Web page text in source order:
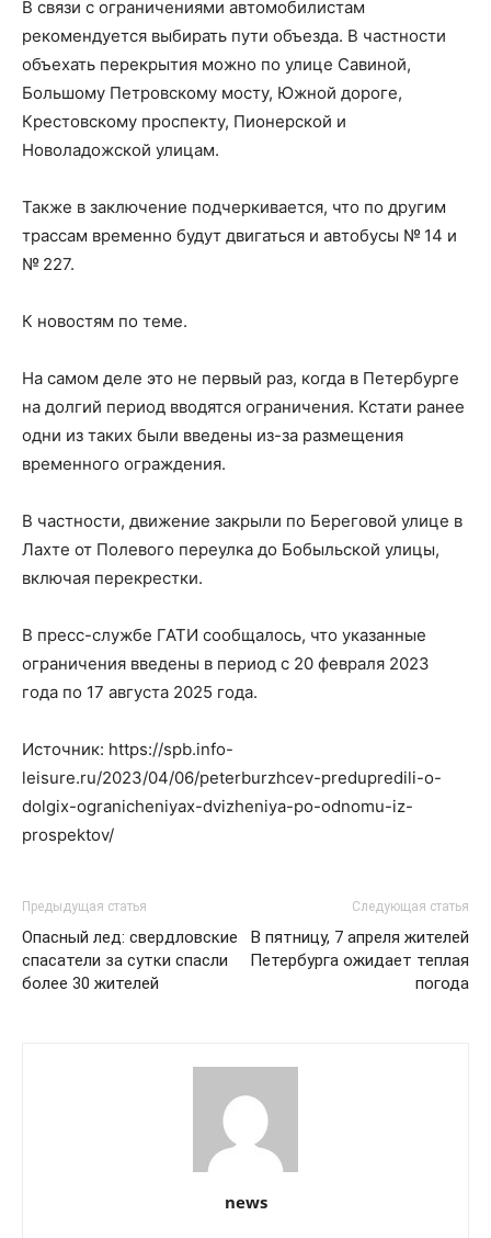
В связи с ограничениями автомобилистам
рекомендуется выбирать пути объезда. В частности
объехать перекрытия можно по улице Савиной,
Большому Петровскому мосту, Южной дороге,
Крестовскому проспекту, Пионерской и
Новоладожской улицам.
Также в заключение подчеркивается, что по другим
трассам временно будут двигаться и автобусы № 14 и
№ 227.
К новостям по теме.
На самом деле это не первый раз, когда в Петербурге
на долгий период вводятся ограничения. Кстати ранее
одни из таких были введены из-за размещения
временного ограждения.
В частности, движение закрыли по Береговой улице в
Лахте от Полевого переулка до Бобыльской улицы,
включая перекрестки.
В пресс-службе ГАТИ сообщалось, что указанные
ограничения введены в период с 20 февраля 2023
года по 17 августа 2025 года.
Источник: https://spb.info-
leisure.ru/2023/04/06/peterburzhcev-predupredili-o-
dolgix-ogranicheniyax-dvizheniya-po-odnomu-iz-
prospektov/
Предыдущая статья
Опасный лед: свердловские
спасатели за сутки спасли
более 30 жителей
Следующая статья
В пятницу, 7 апреля жителей
Петербурга ожидает теплая
погода
news